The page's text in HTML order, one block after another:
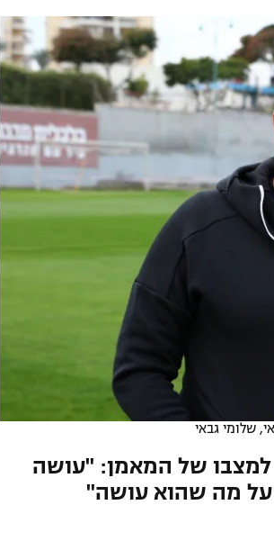
ליגה ברזילאית
ליגות נוספות
שלומי גבאי
של המאמן: "עושה
על מה שהוא עושה"